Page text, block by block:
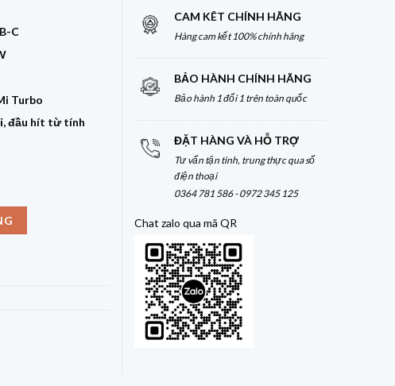
C
Turbo
đầu hít từ tính
hít từ tính PD3.1/Mi Turbro - CMC610 số lượng
CAM KÊT CHÍNH HÃNG
Hàng cam kết 100% chính hãng
BẢO HÀNH CHÍNH HÃNG
Bảo hành 1 đổi 1 trên toàn quốc
ĐẶT HÀNG VÀ HỖ TRỢ
Tư vấn tận tình, trung thực qua số
điện thoại
0364 781 586 - 0972 345 125
Chat zalo qua mã QR